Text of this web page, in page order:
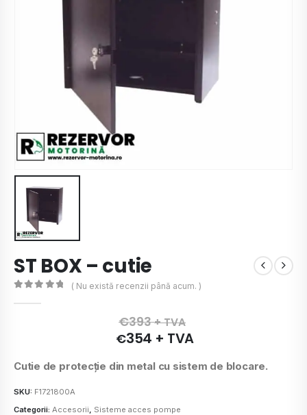
ST BOX – cutie
( Nu există recenzii până acum. )
€393+ TVA
€354 + TVA
Cutie de protecție din metal cu sistem de blocare.
SKU: F1721800A
Categorii: Accesorii
Sisteme acces pompe